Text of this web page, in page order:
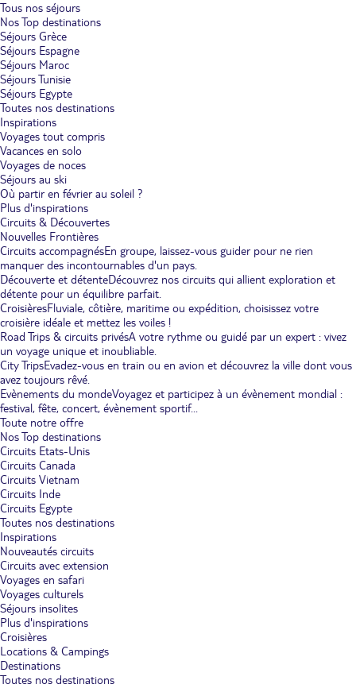
Tous nos séjours
Nos Top destinations
Séjours Grèce
Séjours Espagne
Séjours Maroc
Séjours Tunisie
Séjours Egypte
Toutes nos destinations
Inspirations
Voyages tout compris
Vacances en solo
Voyages de noces
Séjours au ski
Où partir en février au soleil ?
Plus d'inspirations
Circuits & Découvertes
Nouvelles Frontières
Circuits accompagnésEn groupe, laissez-vous guider pour ne rien
manquer des incontournables d'un pays.
Découverte et détenteDécouvrez nos circuits qui allient exploration et
détente pour un équilibre parfait.
CroisièresFluviale, côtière, maritime ou expédition, choisissez votre
croisière idéale et mettez les voiles !
Road Trips & circuits privésA votre rythme ou guidé par un expert : vivez
un voyage unique et inoubliable.
City TripsEvadez-vous en train ou en avion et découvrez la ville dont vous
avez toujours rêvé.
Evènements du mondeVoyagez et participez à un évènement mondial :
festival, fête, concert, évènement sportif...
Toute notre offre
Nos Top destinations
Circuits Etats-Unis
Circuits Canada
Circuits Vietnam
Circuits Inde
Circuits Egypte
Toutes nos destinations
Inspirations
Nouveautés circuits
Circuits avec extension
Voyages en safari
Voyages culturels
Séjours insolites
Plus d'inspirations
Croisières
Locations & Campings
Destinations
Toutes nos destinations